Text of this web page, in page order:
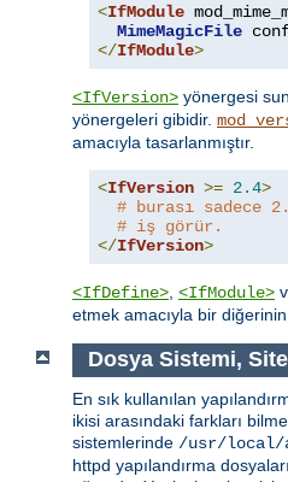
<IfModule
MimeMagicFile
</IfModule>
<IfVersion> yönergesi
yönergeleri gibidir.
amacıyla tasarlanmıştır.
<IfVersion >= 2.4>
# burası sadece
# iş görür.
</IfVersion>
<IfDefine> <IfModule>
etmek amacıyla bir
Dosya Sistemi,
En sık kullanılan
ikisi arasındaki farkları
sistemlerinde /usr/local/
httpd yapılandırma